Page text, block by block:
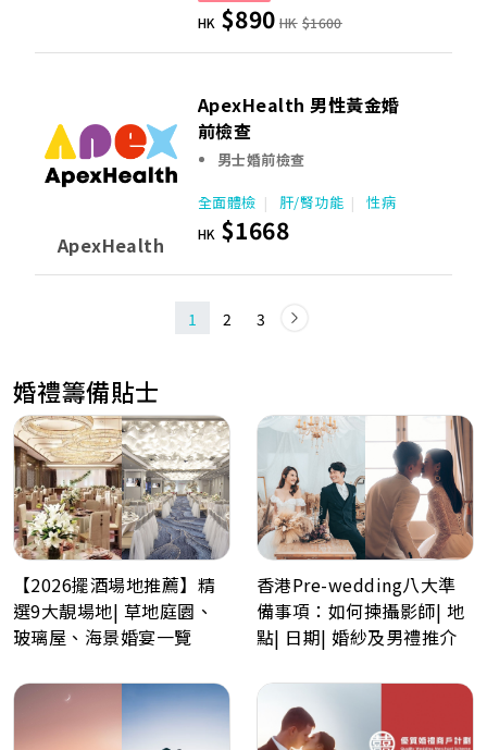
HK $890 HK $1600
ApexHealth
ApexHealth 男性黃金婚
前檢查
男士婚前檢查
全面體檢 肝/腎功能 性病
HK $1668
1 2 3
婚禮籌備貼士
【2026擺酒場地推薦】精
選9大靚場地| 草地庭園、
玻璃屋、海景婚宴一覽
香港Pre-wedding八大準
備事項：如何揀攝影師| 地
點| 日期| 婚紗及男禮推介